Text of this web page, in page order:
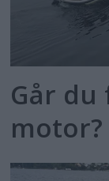
Går du
motor?